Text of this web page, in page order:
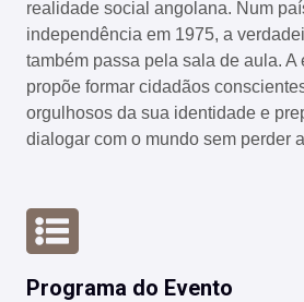
realidade social angolana. Num
independência em 1975, a
também passa pela sala de aula. A
propõe formar cidadãos
orgulhosos da sua identidade e
dialogar com o mundo sem perder
Programa do Evento